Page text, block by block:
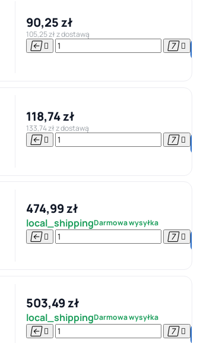
90,25 zł
105,25 zł z dostawą
   
118,74 zł
133,74 zł z dostawą
   
474,99 zł
local_shippingDarmowa wysyłka
   
503,49 zł
local_shippingDarmowa wysyłka
   